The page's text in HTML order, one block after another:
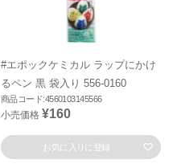
#エポックケミカル ラップにかけ
るペン 黒 袋入り 556-0160
商品コード:4560103145566
小売価格 ¥160
お気に入りに登録